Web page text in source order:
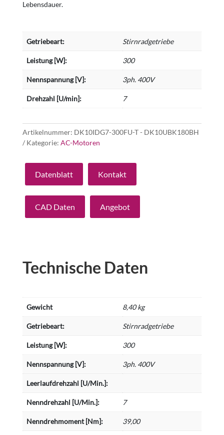
Lebensdauer.
Getriebeart: Stirnradgetriebe
Leistung [W]: 300
Nennspannung [V]: 3ph. 400V
Drehzahl [U/min]: 7
Artikelnummer: DK10IDG7-300FU-T - DK10UBK180BH
Kategorie: AC-Motoren
Datenblatt Kontakt
CAD Daten Angebot
Technische Daten
Gewicht 8,40 kg
Getriebeart: Stirnradgetriebe
Leistung [W]: 300
Nennspannung [V]: 3ph. 400V
Leerlaufdrehzahl [U/Min.]:
Nenndrehzahl [U/Min.]: 7
Nenndrehmoment [Nm]: 39,00